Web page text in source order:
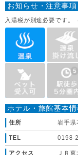
お知らせ・注意事項
入湯税が別途必要です。
ホテル・旅館基本情
住所 岩手県
TEL 0198-
アクセス
ＪＲ